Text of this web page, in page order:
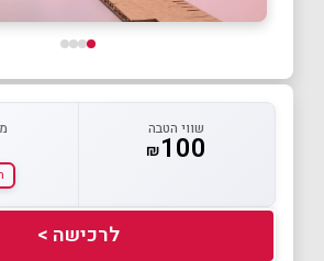
שווי הטבה
₪100
לרכישה >